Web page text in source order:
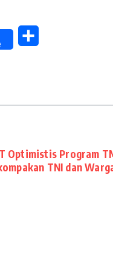
Optimistis Program
TNI dan